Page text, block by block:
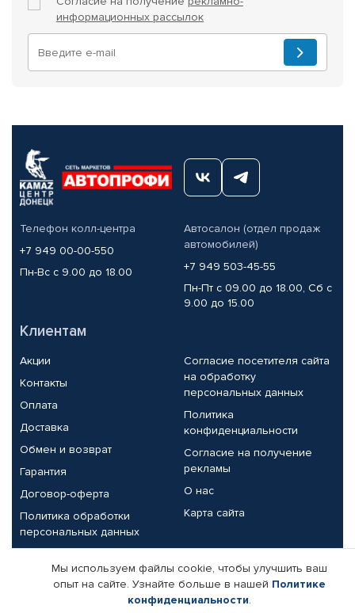
информационных рассылок
Телефон колл-центра
+7 949 00-00-550
Пн-Вс с 9.00 до 18.00
Автосалон (отдел продаж
автомобилей)
+7 949 503-45-55
Пн-Пт с 09.00 до 18.00, Сб с
9.00 до 15.00
Клиентам
Акции
Контакты
Оплата
Доставка
Обмен и возврат
Гарантия
Договор-оферта
Политика обработки
персональных данных
Согласие посетителя сайта
на обработку
персональных данных
Политика
конфиденциальности
Согласие на получение
рекламы
О нас
Карта сайта
Партнерам
Корпоративным клиентам
Реквизиты компании
Мы используем файлы cookie, чтобы улучшить ваш
опыт на сайте. Узнайте больше в нашей Политике
конфиденциальности.